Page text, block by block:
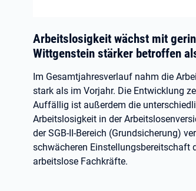
Arbeitslosigkeit wächst mit
Wittgenstein stärker betroffen
Im Gesamtjahresverlauf nahm die
stark als im Vorjahr. Die Entwicklung
Auffällig ist außerdem die
Arbeitslosigkeit in der
der SGB-II-Bereich (Grundsicherung)
schwächeren Einstellungsbereitschaft
arbeitslose Fachkräfte.